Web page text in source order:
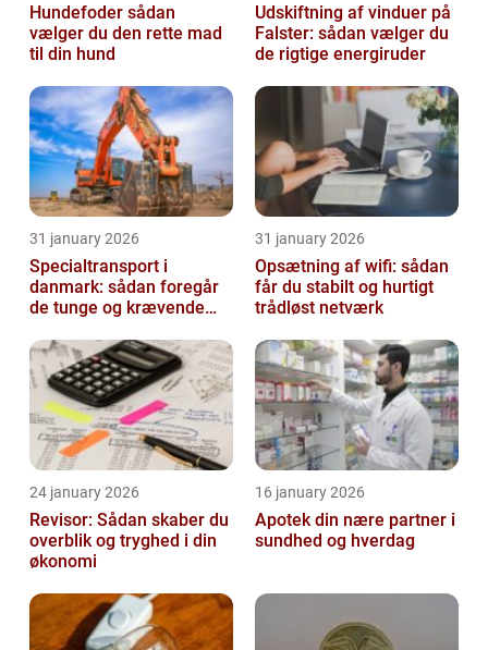
Hundefoder sådan
vælger du den rette mad
til din hund
Udskiftning af vinduer på
Falster: sådan vælger du
de rigtige energiruder
31 january 2026
Specialtransport i
danmark: sådan foregår
de tunge og krævende
31 january 2026
Opsætning af wifi: sådan
får du stabilt og hurtigt
trådløst netværk
24 january 2026
Revisor: Sådan skaber du
overblik og tryghed i din
økonomi
16 january 2026
Apotek din nære partner i
sundhed og hverdag